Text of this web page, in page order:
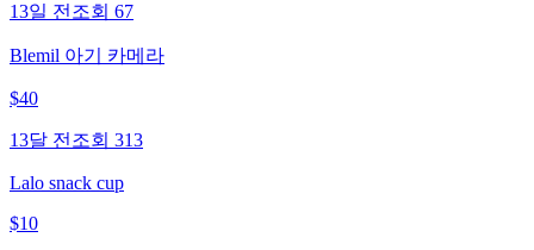
13일 전 조회 67
Blemil 아기 카메라
$40
13달 전 조회 313
Lalo snack cup
$10